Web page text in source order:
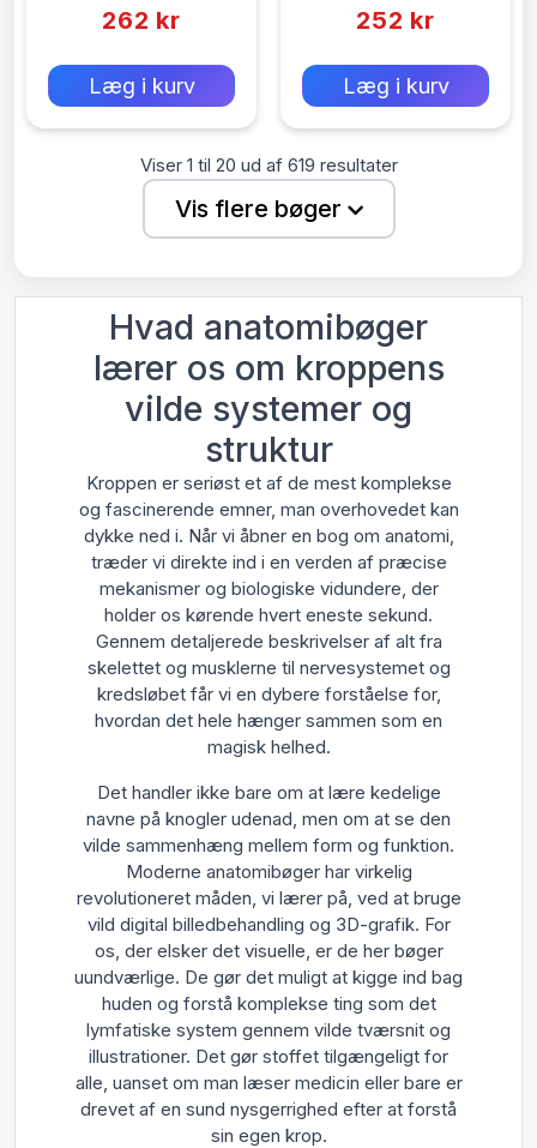
262 kr
Læg i kurv
252 kr
Læg i kurv
Viser 1 til 20 ud af 619 resultater
Vis flere bøger
Hvad anatomibøger
lærer os om kroppens
vilde systemer og
struktur
Kroppen er seriøst et af de mest komplekse
og fascinerende emner, man overhovedet kan
dykke ned i. Når vi åbner en bog om anatomi,
træder vi direkte ind i en verden af præcise
mekanismer og biologiske vidundere, der
holder os kørende hvert eneste sekund.
Gennem detaljerede beskrivelser af alt fra
skelettet og musklerne til nervesystemet og
kredsløbet får vi en dybere forståelse for,
hvordan det hele hænger sammen som en
magisk helhed.
Det handler ikke bare om at lære kedelige
navne på knogler udenad, men om at se den
vilde sammenhæng mellem form og funktion.
Moderne anatomibøger har virkelig
revolutioneret måden, vi lærer på, ved at bruge
vild digital billedbehandling og 3D-grafik. For
os, der elsker det visuelle, er de her bøger
uundværlige. De gør det muligt at kigge ind bag
huden og forstå komplekse ting som det
lymfatiske system gennem vilde tværsnit og
illustrationer. Det gør stoffet tilgængeligt for
alle, uanset om man læser medicin eller bare er
drevet af en sund nysgerrighed efter at forstå
sin egen krop.